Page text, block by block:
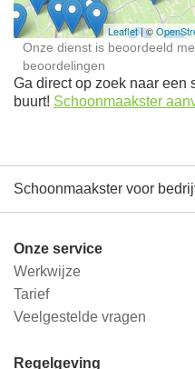
Leaflet| ©
Onze dienst is beoordeeld
beoordelingen
Ga direct op zoek naar een
buurt! Schoonmaakster
Schoonmaakster voor
Onze service
Werkwijze
Tarief
Veelgestelde vragen
Regelgeving